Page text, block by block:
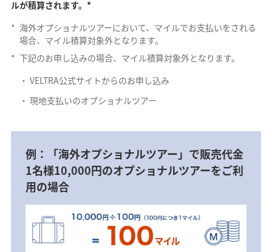
ルが積算されます。*
* 海外オプショナルツアーにおいて、マイルでお支払いをされる
場合、マイル積算対象外となります。
* 下記のお申し込みの場合、マイル積算対象外となります。
VELTRA公式サイトからのお申し込み
現地支払いのオプショナルツアー
例：「海外オプショナルツアー」で販売代金
1名様10,000円のオプショナルツアーをご利
用の場合